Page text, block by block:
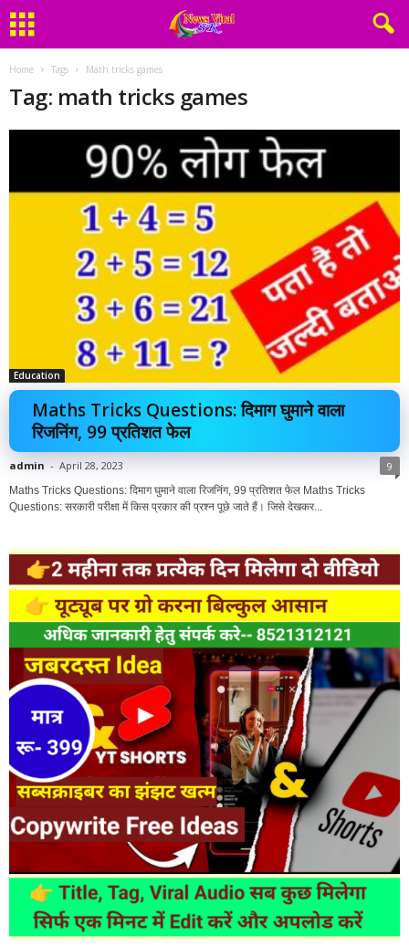
Home Tags Math tricks games
Tag: math tricks games
Education
Maths Tricks Questions: दिमाग घुमाने वाला
रिजनिंग, 99 प्रतिशत फेल
admin - April 28, 2023 9
Maths Tricks Questions: दिमाग घुमाने वाला रिजनिंग, 99 प्रतिशत फेल Maths Tricks
Questions: सरकारी परीक्षा में किस प्रकार की प्रश्न पूछे जाते हैं। जिसे देखकर...